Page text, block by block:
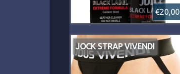
€20,00
JOCK STRAP VIVENDI